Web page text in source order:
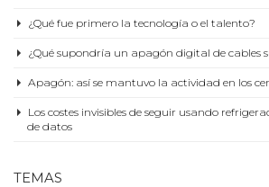
¿Qué fue primero la tecnología o el talento?
¿Qué supondría un apagón digital de cables
Apagón: así se mantuvo la actividad en los
Los costes invisibles de seguir usando
de datos
TEMAS